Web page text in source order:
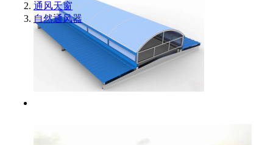
通风天窗
自然通风器